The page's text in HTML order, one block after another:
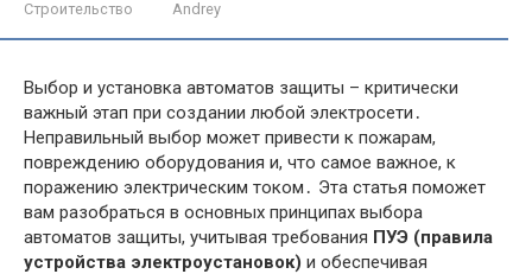
Строительство
Andrey
Выбор и установка автоматов защиты – критически
важный этап при создании любой электросети․
Неправильный выбор может привести к пожарам,
повреждению оборудования и, что самое важное, к
поражению электрическим током․ Эта статья поможет
вам разобраться в основных принципах выбора
автоматов защиты, учитывая требования ПУЭ (правила
устройства электроустановок) и обеспечивая